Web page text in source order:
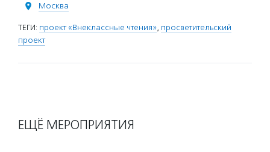
Москва
ТЕГИ: проект «Внеклассные чтения», просветительский
проект
ЕЩЁ МЕРОПРИЯТИЯ